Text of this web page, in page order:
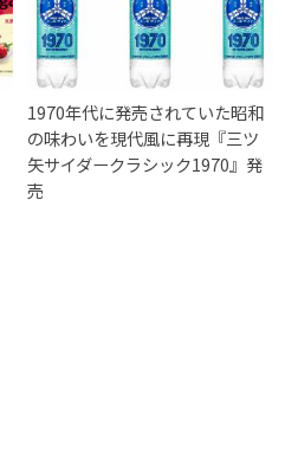
1970年代に発売されていた昭和
の味わいを現代風に再現『三ツ
矢サイダークラシック1970』発
売